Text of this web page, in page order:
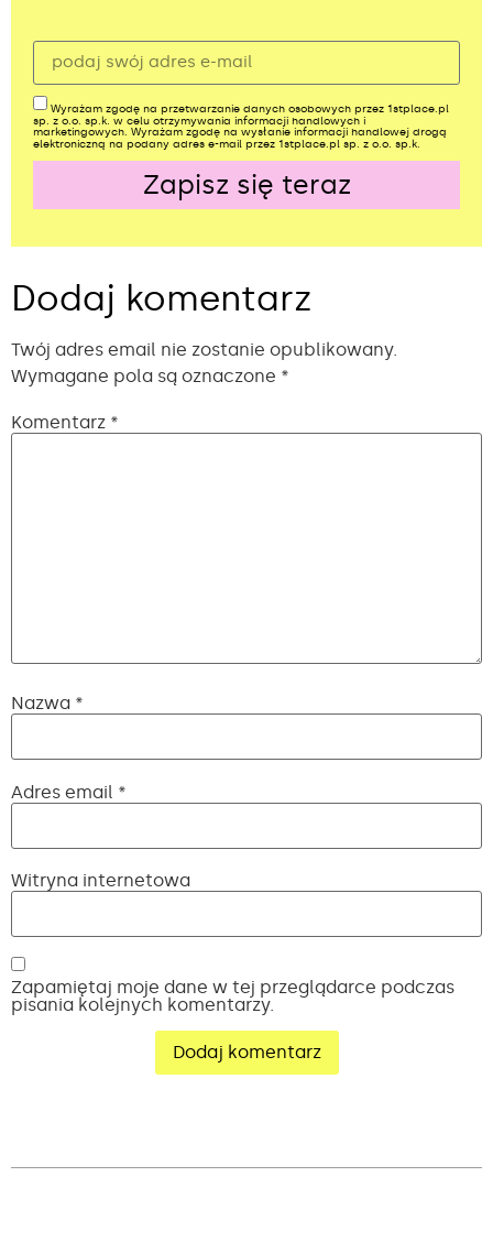
Wyrażam zgodę na przetwarzanie danych osobowych przez 1stplace.pl
sp. z o.o. sp.k. w celu otrzymywania informacji handlowych i
marketingowych. Wyrażam zgodę na wysłanie informacji handlowej drogą
elektroniczną na podany adres e-mail przez 1stplace.pl sp. z o.o. sp.k.
Zapisz się teraz
Dodaj komentarz
Twój adres email nie zostanie opublikowany.
Wymagane pola są oznaczone *
Komentarz *
Nazwa *
Adres email *
Witryna internetowa
Zapamiętaj moje dane w tej przeglądarce podczas
pisania kolejnych komentarzy.